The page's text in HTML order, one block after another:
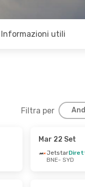
Informazioni utili
Filtra per
Mar 22 Set
Jetstar
BNE- SYD